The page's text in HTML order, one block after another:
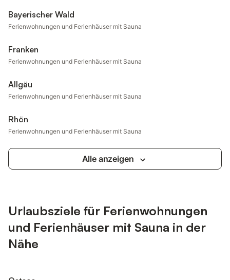
Bayerischer Wald
Ferienwohnungen und Ferienhäuser mit Sauna
Franken
Ferienwohnungen und Ferienhäuser mit Sauna
Allgäu
Ferienwohnungen und Ferienhäuser mit Sauna
Rhön
Ferienwohnungen und Ferienhäuser mit Sauna
Alle anzeigen
Urlaubsziele für Ferienwohnungen
und Ferienhäuser mit Sauna in der
Nähe